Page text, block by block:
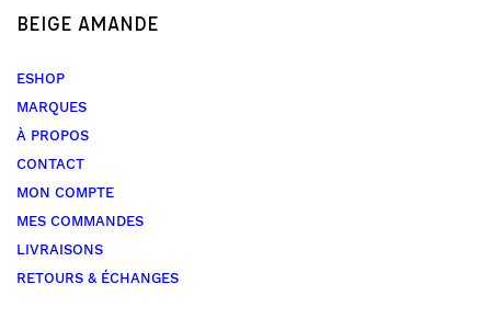
BEIGE AMANDE
ESHOP
MARQUES
À PROPOS
CONTACT
MON COMPTE
MES COMMANDES
LIVRAISONS
RETOURS & ÉCHANGES